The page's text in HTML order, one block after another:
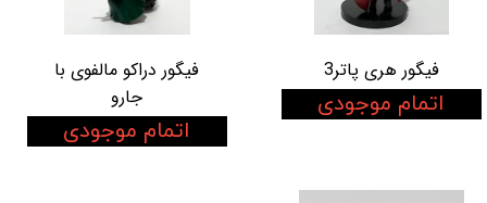
فیگور هری پاتر3
اتمام موجودی
فیگور دراکو مالفوی با
جارو
اتمام موجودی